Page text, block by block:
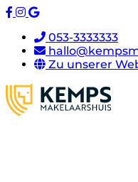
053-3333333
Zu unserer